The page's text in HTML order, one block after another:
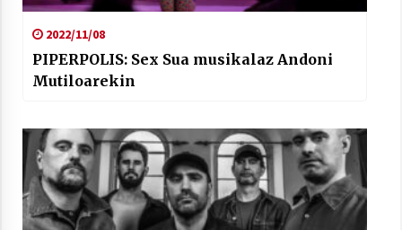
2022/11/08
PIPERPOLIS: Sex Sua musikalaz Andoni
Mutiloarekin